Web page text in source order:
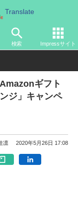
Translate
検索 Impressサイト
ギフト
ジ」キャンペ
凛 2020年5月26日 17:08